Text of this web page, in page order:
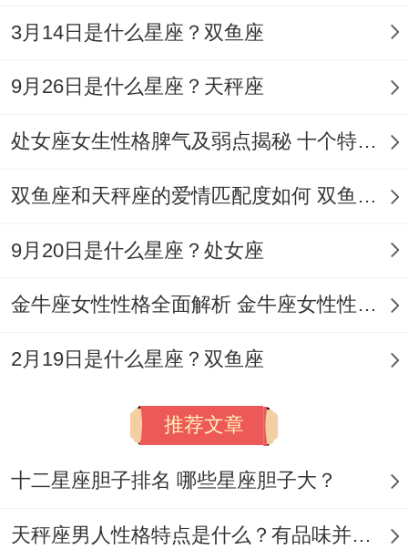
泄。
刻意刁难.
黄历预兆:宜用「紫水晶」增强决断力。忌在
「大耗日」开展新项目 -易因细节延误.2025
下日期为示例性虚构。
未结合真实天文数据）- 公历:2025年5月18
月丁亥日！【宜】纳采、安床、开市、祈
福、出行。【忌】嫁娶、动土、掘井;【冲】
猪日冲（蛇）| 岁破方位:东南
【九星吉凶】二黑巨门星临巽宫（不利长
3月14日是什么星座？双鱼座
9月26日是什么星座？天秤座
处女座女生性格脾气及弱点揭秘 十个特点惊人！
双鱼座和天秤座的爱情匹配度如何 双鱼天秤缘分会怎样
9月20日是什么星座？处女座
金牛座女性性格全面解析 金牛座女性性格与脾气全揭秘
2月19日是什么星座？双鱼座
推荐文章
十二星座胆子排名 哪些星座胆子大？
天秤座男人性格特点是什么？有品味并注重美感